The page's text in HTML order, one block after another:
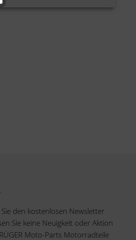
den kostenlosen Newsletter
Sie keine Neuigkeit oder Aktion
Moto-Parts Motorradteile